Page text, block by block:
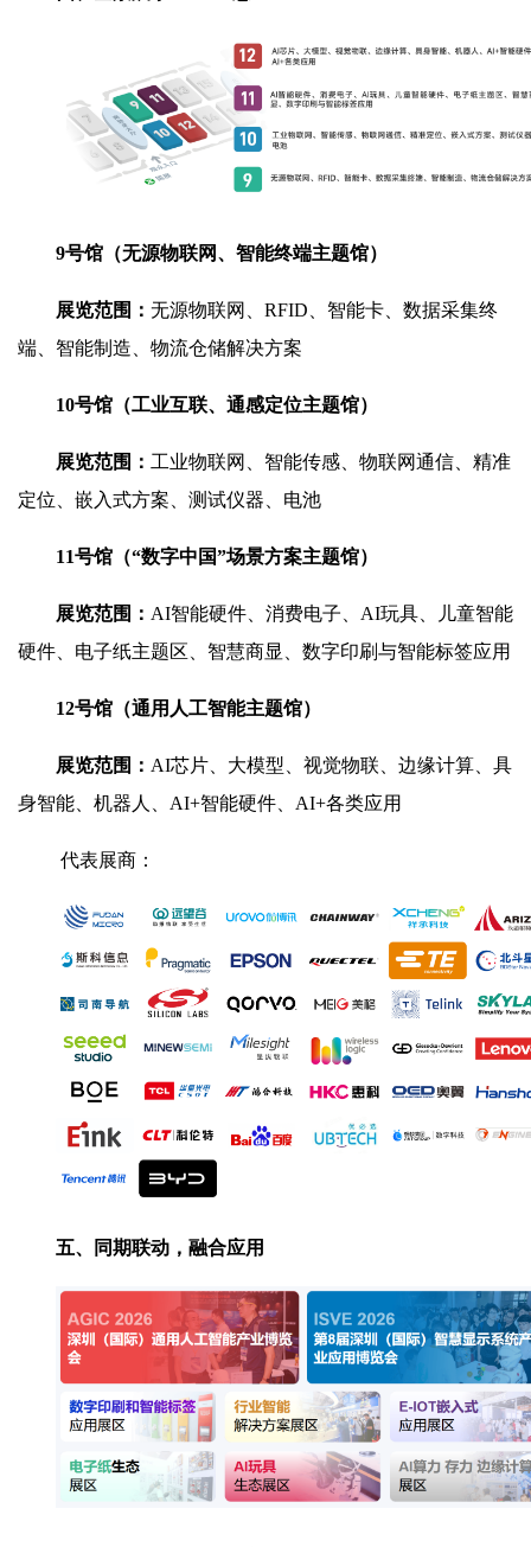
9号馆（无源物联网、智能终端主题馆）
展览范围： 无源物联网、RFID、智能卡、数据采集终
端、智能制造、物流仓储解决方案
10号馆（工业互联、通感定位主题馆）
展览范围： 工业物联网、智能传感、物联网通信、精准
定位、嵌入式方案、测试仪器、电池
11号馆（“数字中国”场景方案主题馆）
展览范围： AI智能硬件、消费电子、AI玩具、儿童智能
硬件、电子纸主题区、智慧商显、数字印刷与智能标签应用
12号馆（通用人工智能主题馆）
展览范围： AI芯片、大模型、视觉物联、边缘计算、具
身智能、机器人、AI+智能硬件、AI+各类应用
代表展商：
五、 同期联动，融合应用